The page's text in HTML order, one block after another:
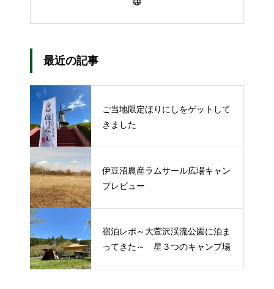
最近の記事
ご当地限定ほりにしをゲットして
きました
伊豆沼農産ラムサール広場キャン
プレビュー
宿泊レポ～大萱沢渓流公園に泊ま
ってきた～ 星３つのキャンプ場